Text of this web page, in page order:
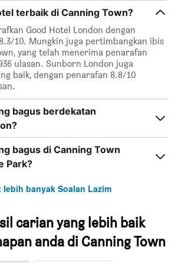
terbaik di Canning Town?
Good Hotel London dengan
10. Mungkin juga pertimbangkan ibis
yang telah menerima penarafan
ulasan. Sunborn London juga
baik, dengan penarafan 8.8/10
bagus berdekatan
bagus di Canning Town
Park?
lebih banyak Soalan Lazim
carian yang lebih baik
anda di Canning Town